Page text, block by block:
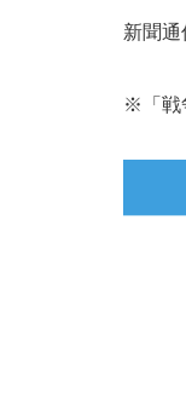
新聞
※「戦